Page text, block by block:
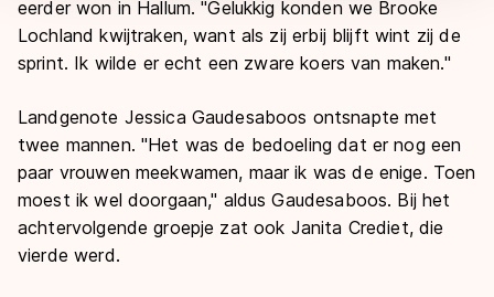
eerder won in Hallum. "Gelukkig konden we Brooke
Lochland kwijtraken, want als zij erbij blijft wint zij de
sprint. Ik wilde er echt een zware koers van maken."
Landgenote Jessica Gaudesaboos ontsnapte met
twee mannen. "Het was de bedoeling dat er nog een
paar vrouwen meekwamen, maar ik was de enige. Toen
moest ik wel doorgaan," aldus Gaudesaboos. Bij het
achtervolgende groepje zat ook Janita Crediet, die
vierde werd.